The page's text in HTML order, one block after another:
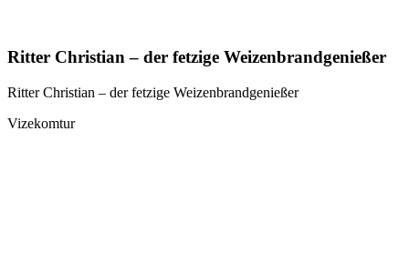
Ritter Christian – der fetzige Weizenbrandgenießer
Ritter Christian – der fetzige Weizenbrandgenießer
Vizekomtur